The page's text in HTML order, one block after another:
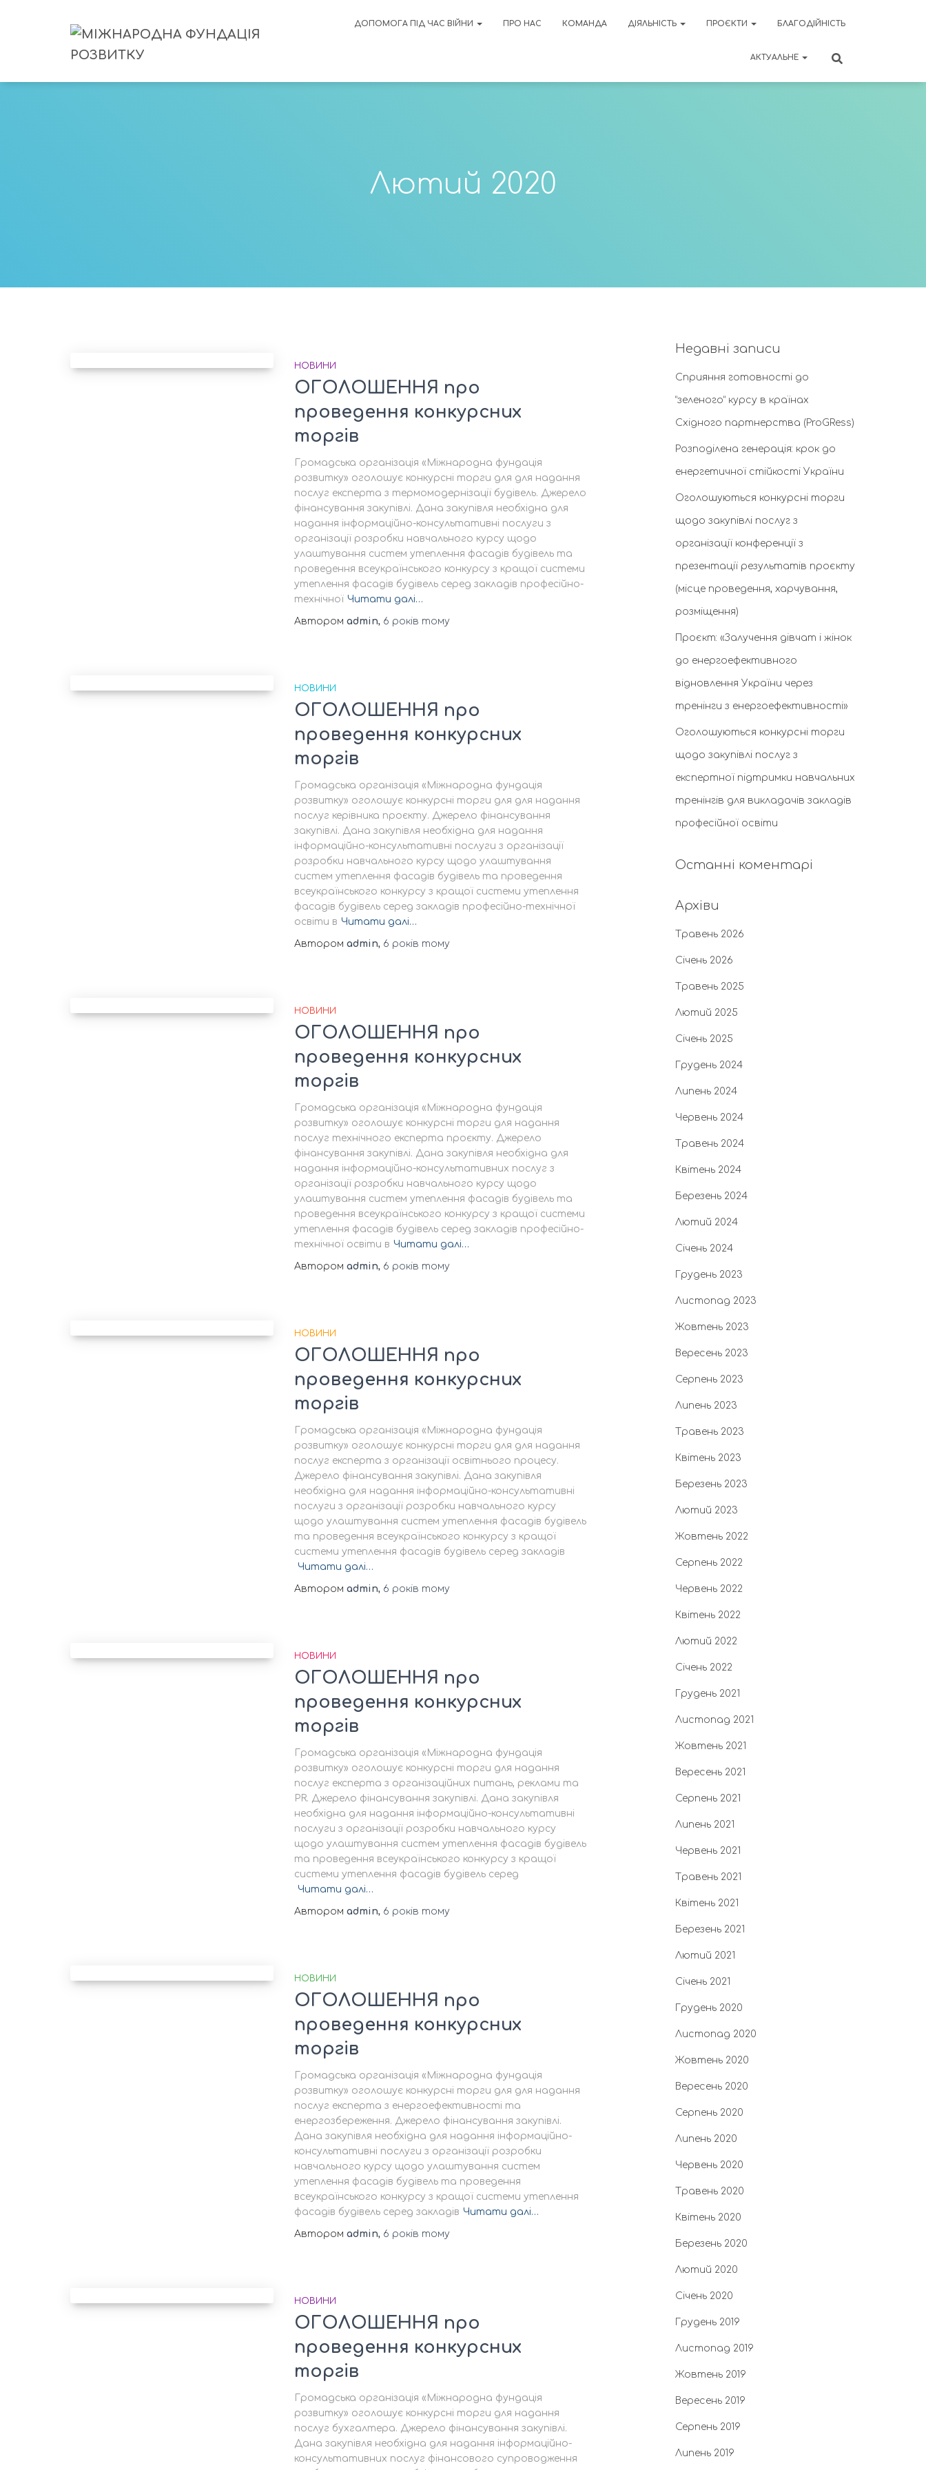
ДОПОМОГА ПІД ЧАС ВІЙНИ ПРО НАС КОМАНДА ДІЯЛЬНІСТЬ ПРОЄКТИ БЛАГОДІЙНІСТЬ
АКТУАЛЬНЕ
Лютий 2020
НОВИНИ
ОГОЛОШЕННЯ про
проведення конкурсних
торгів
Громадська організація «Міжнародна фундація
розвитку» оголошує конкурсні торги для для надання
послуг експерта з термомодернізації будівель. Джерело
фінансування закупівлі. Дана закупівля необхідна для
надання інформаційно-консультативні послуги з
організації розробки навчального курсу щодо
улаштування систем утеплення фасадів будівель та
проведення всеукраїнського конкурсу з кращої системи
утеплення фасадів будівель серед закладів професійно-
технічної Читати далі…
Автором admin, 6 років тому
НОВИНИ
ОГОЛОШЕННЯ про
проведення конкурсних
торгів
Громадська організація «Міжнародна фундація
розвитку» оголошує конкурсні торги для для надання
послуг керівника проєкту. Джерело фінансування
закупівлі. Дана закупівля необхідна для надання
інформаційно-консультативні послуги з організації
розробки навчального курсу щодо улаштування
систем утеплення фасадів будівель та проведення
всеукраїнського конкурсу з кращої системи утеплення
фасадів будівель серед закладів професійно-технічної
освіти в Читати далі…
Автором admin, 6 років тому
НОВИНИ
ОГОЛОШЕННЯ про
проведення конкурсних
торгів
Громадська організація «Міжнародна фундація
розвитку» оголошує конкурсні торги для надання
послуг технічного експерта проєкту. Джерело
фінансування закупівлі. Дана закупівля необхідна для
надання інформаційно-консультативних послуг з
організації розробки навчального курсу щодо
улаштування систем утеплення фасадів будівель та
проведення всеукраїнського конкурсу з кращої системи
утеплення фасадів будівель серед закладів професійно-
технічної освіти в Читати далі…
Автором admin, 6 років тому
НОВИНИ
ОГОЛОШЕННЯ про
проведення конкурсних
торгів
Громадська організація «Міжнародна фундація
розвитку» оголошує конкурсні торги для для надання
послуг експерта з організації освітнього процесу.
Джерело фінансування закупівлі. Дана закупівля
необхідна для надання інформаційно-консультативні
послуги з організації розробки навчального курсу
щодо улаштування систем утеплення фасадів будівель
та проведення всеукраїнського конкурсу з кращої
системи утеплення фасадів будівель серед закладів
Читати далі…
Автором admin, 6 років тому
НОВИНИ
ОГОЛОШЕННЯ про
проведення конкурсних
торгів
Громадська організація «Міжнародна фундація
розвитку» оголошує конкурсні торги для надання
послуг експерта з організаційних питань, реклами та
PR. Джерело фінансування закупівлі. Дана закупівля
необхідна для надання інформаційно-консультативні
послуги з організації розробки навчального курсу
щодо улаштування систем утеплення фасадів будівель
та проведення всеукраїнського конкурсу з кращої
системи утеплення фасадів будівель серед
Читати далі…
Автором admin, 6 років тому
НОВИНИ
ОГОЛОШЕННЯ про
проведення конкурсних
торгів
Громадська організація «Міжнародна фундація
розвитку» оголошує конкурсні торги для для надання
послуг експерта з енергоефективності та
енергозбереження. Джерело фінансування закупівлі.
Дана закупівля необхідна для надання інформаційно-
консультативні послуги з організації розробки
навчального курсу щодо улаштування систем
утеплення фасадів будівель та проведення
всеукраїнського конкурсу з кращої системи утеплення
фасадів будівель серед закладів Читати далі…
Автором admin, 6 років тому
НОВИНИ
ОГОЛОШЕННЯ про
проведення конкурсних
торгів
Громадська організація «Міжнародна фундація
розвитку» оголошує конкурсні торги для надання
послуг бухгалтера. Джерело фінансування закупівлі.
Дана закупівля необхідна для надання інформаційно-
консультативних послуг фінансового супроводження
Недавні записи
Сприяння готовності до
“зеленого” курсу в країнах
Східного партнерства (ProGRess)
Розподілена генерація: крок до
енергетичної стійкості України
Оголошуються конкурсні торги
щодо закупівлі послуг з
організації конференції з
презентації результатів проєкту
(місце проведення, харчування,
розміщення)
Проєкт: «Залучення дівчат і жінок
до енергоефективного
відновлення України через
тренінги з енергоефективності»
Оголошуються конкурсні торги
щодо закупівлі послуг з
експертної підтримки навчальних
тренінгів для викладачів закладів
професійної освіти
Останні коментарі
Архіви
Травень 2026
Січень 2026
Травень 2025
Лютий 2025
Січень 2025
Грудень 2024
Липень 2024
Червень 2024
Травень 2024
Квітень 2024
Березень 2024
Лютий 2024
Січень 2024
Грудень 2023
Листопад 2023
Жовтень 2023
Вересень 2023
Серпень 2023
Липень 2023
Травень 2023
Квітень 2023
Березень 2023
Лютий 2023
Жовтень 2022
Серпень 2022
Червень 2022
Квітень 2022
Лютий 2022
Січень 2022
Грудень 2021
Листопад 2021
Жовтень 2021
Вересень 2021
Серпень 2021
Липень 2021
Червень 2021
Травень 2021
Квітень 2021
Березень 2021
Лютий 2021
Січень 2021
Грудень 2020
Листопад 2020
Жовтень 2020
Вересень 2020
Серпень 2020
Липень 2020
Червень 2020
Травень 2020
Квітень 2020
Березень 2020
Лютий 2020
Січень 2020
Грудень 2019
Листопад 2019
Жовтень 2019
Вересень 2019
Серпень 2019
Липень 2019